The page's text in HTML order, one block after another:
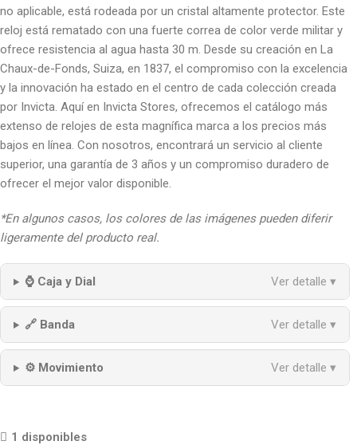
no aplicable, está rodeada por un cristal altamente protector. Este
reloj está rematado con una fuerte correa de color verde militar y
ofrece resistencia al agua hasta 30 m. Desde su creación en La
Chaux-de-Fonds, Suiza, en 1837, el compromiso con la excelencia
y la innovación ha estado en el centro de cada colección creada
por Invicta. Aquí en Invicta Stores, ofrecemos el catálogo más
extenso de relojes de esta magnífica marca a los precios más
bajos en línea. Con nosotros, encontrará un servicio al cliente
superior, una garantía de 3 años y un compromiso duradero de
ofrecer el mejor valor disponible.
*En algunos casos, los colores de las imágenes pueden diferir
ligeramente del producto real.
Ver detalle ▾
⌚ Caja y Dial
Ver detalle ▾
🔗 Banda
Ver detalle ▾
⚙️ Movimiento
1 disponibles